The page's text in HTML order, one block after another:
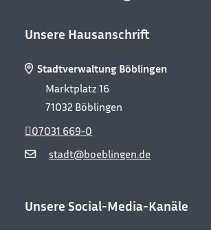
Unsere Hausanschrift
Stadtverwaltung Böblingen
Marktplatz 16
71032 Böblingen
stadt@boeblingen.de
07031 669-0
Unsere Social-Media-Kanäle